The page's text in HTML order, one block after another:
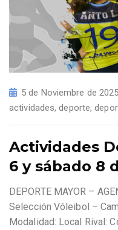
5 de Noviembre de 2025
actividades,deporte,
Actividades
6 y sábado 8
DEPORTE MAYOR –
Selección Vóleibol –
Modalidad: Local Rival: